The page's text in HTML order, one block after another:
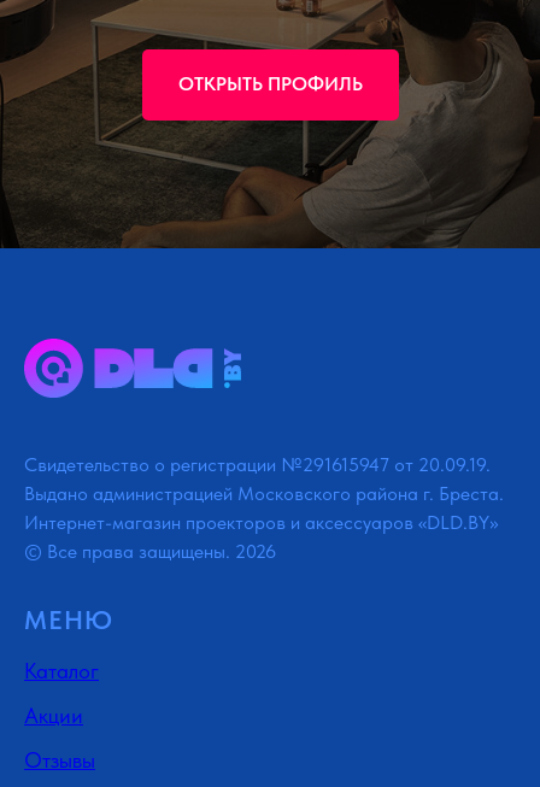
ОТКРЫТЬ ПРОФИЛЬ
Свидетельство о регистрации №291615947 от 20.09.19.
Выдано администрацией Московского района г. Бреста.
Интернет-магазин проекторов и аксессуаров «DLD.BY»
© Все права защищены. 2026
МЕНЮ
Каталог
Акции
Отзывы